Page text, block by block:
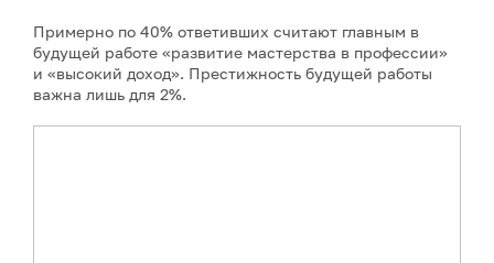
Примерно по 40% ответивших считают главным в
будущей работе «развитие мастерства в профессии»
и «высокий доход». Престижность будущей работы
важна лишь для 2%.